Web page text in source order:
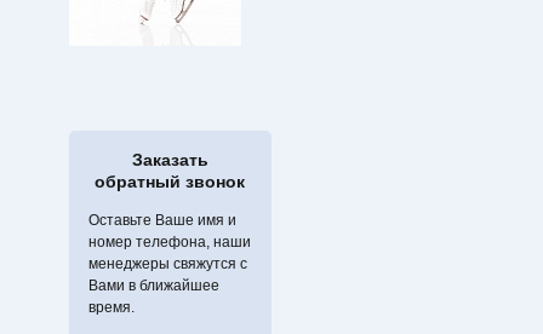
Заказать
обратный звонок
Оставьте Ваше имя и
номер телефона, наши
менеджеры свяжутся с
Вами в ближайшее
время.